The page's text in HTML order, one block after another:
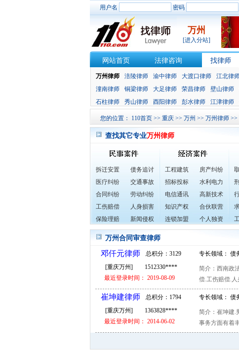
用户名 密码
万州
[进入分站]
网站首页 法律咨询 找律师
万州律师 涪陵律师 渝中律师 大渡口律师 江北律
潼南律师
铜梁律师 大足律师 荣昌律师 壁山律师
石柱律师
秀山律师 酉阳律师 彭水律师 江津律师
您的位置： 110首页 >> 重庆 >> 万州 >> 万州律师 >>
查找其它专业万州律师
拆迁安置
债务追讨
医疗纠纷
交通事故
合同纠纷
劳动纠纷
工伤赔偿
人身损害
保险理赔
新闻侵权
工程建筑
房产纠纷
招标投标
水利电力
电信通讯
高新技术
知识产权
合伙联营
连锁加盟
个人独资
万州合同审查律师
邓仟元律师 总积分：3129
分
[重庆万州]
1512330****
最近登录时间： 2019-08-09
专长领域： 债
代理
简介：西南政
偿.工伤赔偿.
崔坤建律师 总积分：1794
分
[重庆万州]
1363828****
最近登录时间： 2014-06-02
专长领域： 债
顾问
简介：崔坤建.
事务方面有着